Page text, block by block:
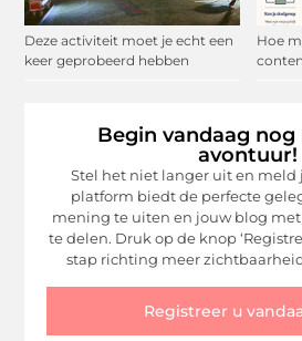
Deze activiteit moet je echt een
keer geprobeerd hebben
Hoe
Begin vandaag
avontuur!
Stel het niet langer uit en meld
platform biedt de perfecte
mening te uiten en jouw blog
te delen. Druk op de knop
stap richting meer
Registreer u